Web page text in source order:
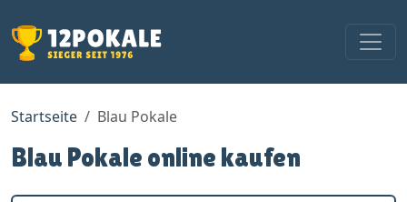
Startseite Blau Pokale
Blau Pokale online kaufen